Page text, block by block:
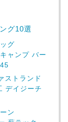
グ10選
グ
ャンプ バー
ストランド
デイジーチ
ン